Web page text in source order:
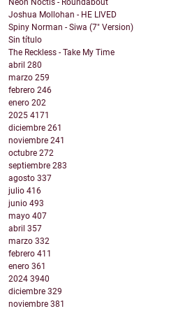
Neon Noctis - Roundabout
Joshua Mollohan - HE LIVED
Spiny Norman - Siwa (7" Version)
Sin título
The Reckless - Take My Time
abril 280
marzo 259
febrero 246
enero 202
2025 4171
diciembre 261
noviembre 241
octubre 272
septiembre 283
agosto 337
julio 416
junio 493
mayo 407
abril 357
marzo 332
febrero 411
enero 361
2024 3940
diciembre 329
noviembre 381